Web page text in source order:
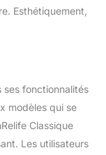
et
de
de
est
de
Esthétiquement,
fonctionnalités
modèles qui se
Classique
Les utilisateurs